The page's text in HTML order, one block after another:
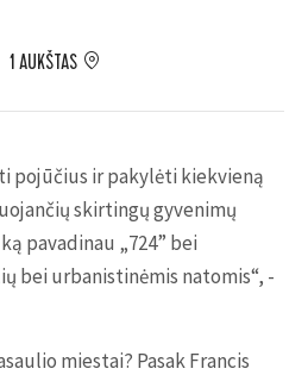
1 AUKŠTAS
pojūčius ir pakylėti kiekvieną
skirtingų gyvenimų
pavadinau „724” bei
bei urbanistinėmis natomis“, -
miestai? Pasak Francis